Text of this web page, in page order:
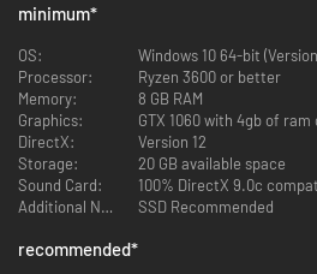
paranormale fenomeen dat wereldwijd
op het lijf jaagt.
In 2012 kwam Slender: The Eight Pages
person spel dat het horrorgenre nieuw
een onvervalste spanningsopbouw en angst.
Slender: The Arrival is de officiële
oorspronkelijke spel, met een gloednieuwe
personages, verbeterde visuals, een hoge
survival horror op zijn best.
minimum*
OS:
Windows 10 64-bit
Processor:
Ryzen 3600 or better
Memory:
8 GB RAM
Graphics:
GTX 1060 with 4gb of
DirectX:
Version 12
Storage:
20 GB available space
Sound Card:
100% DirectX 9.0c
Additional Notes:
SSD Recommended
recommended*